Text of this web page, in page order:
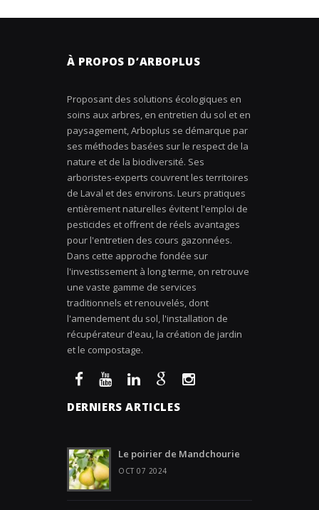
À PROPOS D’ARBOPLUS
Proposant des solutions écologiques en
soins aux arbres, en entretien du sol et en
paysagement, Arboplus se démarque par
ses méthodes basées sur le respect de la
nature et de la biodiversité. Ses
arboristes-experts couvrent les territoires
de Laval et des environs. Leurs pratiques
entièrement naturelles évitent l'emploi de
pesticides et offrent de réels avantages
pour l'entretien des cours gazonnées.
Dans cette approche fondée sur
l'investissement à long terme, on retrouve
une vaste gamme de services
traditionnels et renouvelés, dont
l'amendement du sol, l'installation de
récupérateur d'eau, la création de jardin
et le compostage.
DERNIERS ARTICLES
Le poirier de Mandchourie
OCT 07 2024